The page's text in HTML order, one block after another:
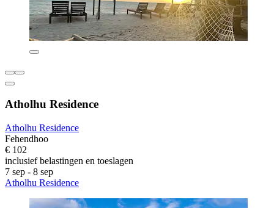
Atholhu Residence
Atholhu Residence
Fehendhoo
€ 102
inclusief belastingen en toeslagen
7 sep - 8 sep
Atholhu Residence